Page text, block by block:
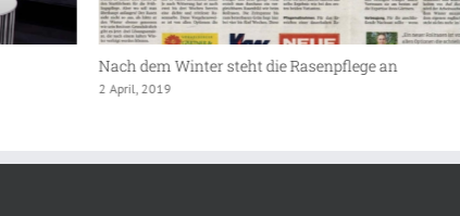
Willkommen in der Gartenwelt!
12 März, 2019